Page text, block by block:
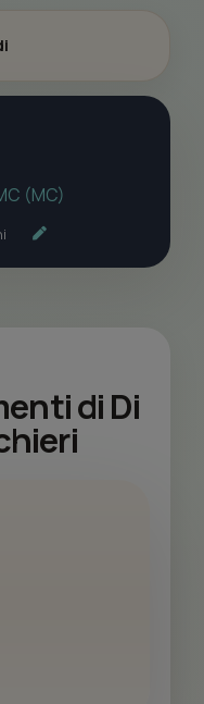
(MC)
di Di